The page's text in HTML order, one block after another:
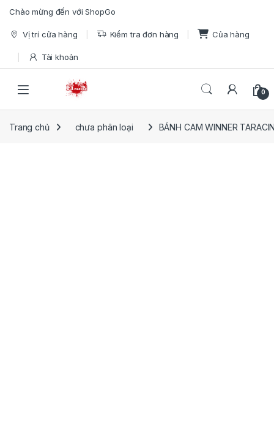
Skip to navigation
Skip to content
Chào mừng đến với ShopGo
Vị trí cửa hàng Kiểm tra đơn hàng Của hàng
Tài khoản
Open 0
Trang chủ chưa phân loại BÁNH CAM WINNER